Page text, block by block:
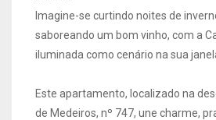
Imagine-se curtindo noites de
saboreando um bom vinho, com a
iluminada como cenário na sua
Este apartamento, localizado na
de Medeiros, nº 747, une charme,